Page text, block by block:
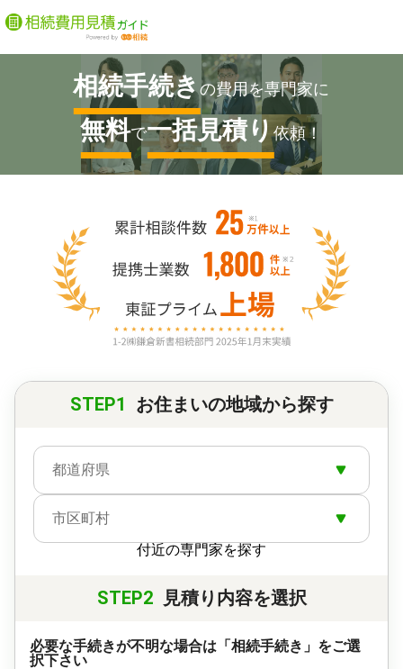
相続手続きの費用を専門家に
無料で一括見積り依頼！
STEP1 お住まいの地域から探す
都道府県
市区町村
付近の専門家を探す
STEP2 見積り内容を選択
必要な手続きが不明な場合は「相続手続き」をご選
択下さい